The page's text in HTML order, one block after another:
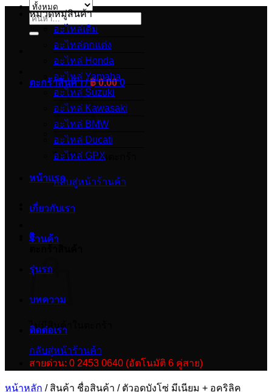
ค้นหา:
ตะกร้าสินค้า /฿0.00 0
ไม่มีสินค้าในตะกร้า
กลับสู่หน้าร้านค้า
0
ไม่มีสินค้าในตะกร้า
กลับสู่หน้าร้านค้า
หมวดหมู่สินค้า
อะไหล่เดิม
อะไหล่ตกแต่ง
อะไหล่ Honda
อะไหล่ Yamaha
อะไหล่ Suzuki
อะไหล่ Kawasaki
อะไหล่ BMW
อะไหล่ Ducati
อะไหล่ GPX
หน้าแรก
เกี่ยวกับเรา
ร้านค้า
รุ่นรถ
บทความ
ติดต่อเรา
สายด่วน: 0 2453 0640 (อัตโนมัติ 6 คู่สาย)
หน้าหลัก /สินค้า ชื่อสินค้า /ตัวอุดบังโซ่ มีเนียม + อคริลิค